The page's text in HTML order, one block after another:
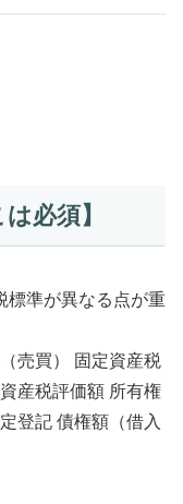
必須】
標準が異なる点が重
売買） 固定資産税
産税評価額 所有権
登記 債権額（借入